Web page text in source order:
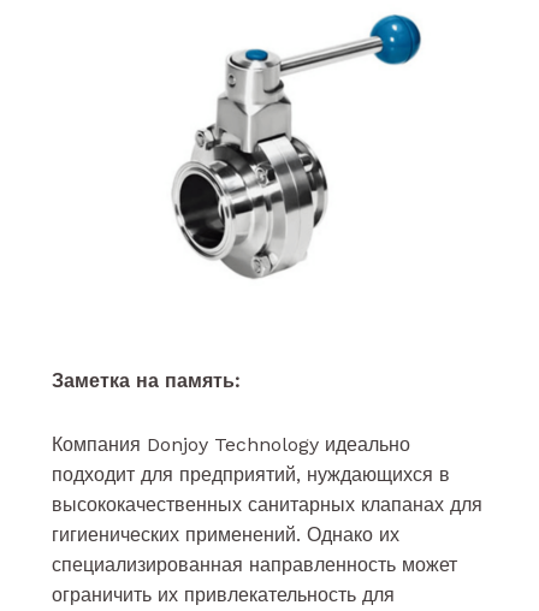
Заметка на память:
Компания Donjoy Technology идеально
подходит для предприятий, нуждающихся в
высококачественных санитарных клапанах для
гигиенических применений. Однако их
специализированная направленность может
ограничить их привлекательность для